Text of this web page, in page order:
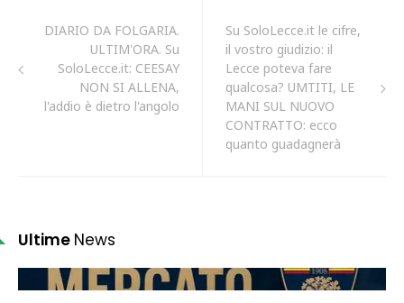
DIARIO DA FOLGARIA.
ULTIM'ORA. Su
SoloLecce.it: CEESAY
NON SI ALLENA,
l'addio è dietro l'angolo
Su SoloLecce.it le cifre,
il vostro giudizio: il
Lecce poteva fare
qualcosa? UMTITI, LE
MANI SUL NUOVO
CONTRATTO: ecco
quanto guadagnerà
Ultime News